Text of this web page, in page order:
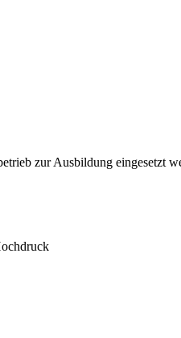
zur Ausbildung eingesetzt